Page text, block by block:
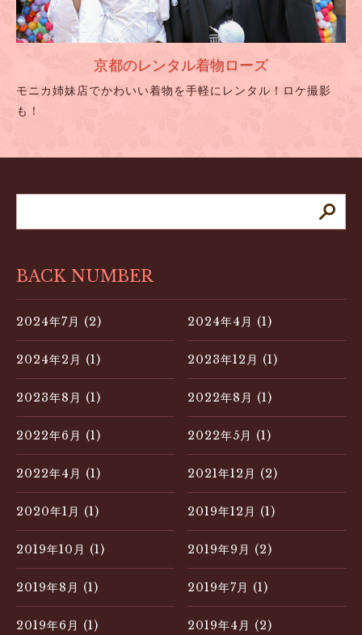
京都のレンタル着物ローズ
モニカ姉妹店でかわいい着物を手軽にレンタル！ロケ撮影
も！
BACK NUMBER
2024年7月 (2) 2024年4月 (1)
2024年2月 (1) 2023年12月 (1)
2023年8月 (1) 2022年8月 (1)
2022年6月 (1) 2022年5月 (1)
2022年4月 (1) 2021年12月 (2)
2020年1月 (1) 2019年12月 (1)
2019年10月 (1) 2019年9月 (2)
2019年8月 (1) 2019年7月 (1)
2019年6月 (1) 2019年4月 (2)